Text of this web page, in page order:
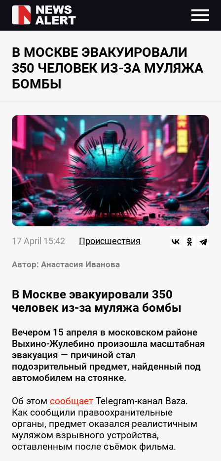
В МОСКВЕ ЭВАКУИРОВАЛИ
350 ЧЕЛОВЕК ИЗ-ЗА МУЛЯЖА
БОМБЫ
17 April 15:42 Происшествия
Автор: Анастасия Иванова
В Москве эвакуировали 350
человек из-за муляжа бомбы
Вечером 15 апреля в московском районе
Выхино-Жулебино произошла масштабная
эвакуация — причиной стал
подозрительный предмет, найденный под
автомобилем на стоянке.
Об этом сообщаетTelegram-канал Baza.
Как сообщили правоохранительные
органы, предмет оказался реалистичным
муляжом взрывного устройства,
оставленным после съёмок фильма.